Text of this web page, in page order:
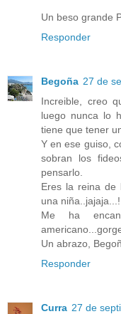
Un beso grande
Responder
Begoña 27 de
Increible, creo
luego nunca lo
tiene que tener
Y en ese guiso,
sobran los
pensarlo.
Eres la reina de
una
Me ha
Un abrazo,
Responder
Curra 27 de